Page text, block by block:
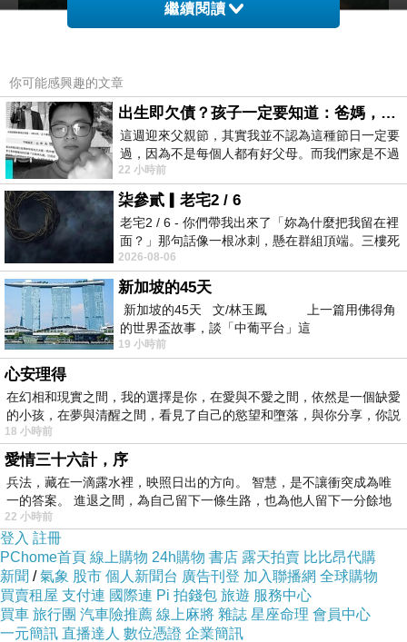
照片-梅子成熟家家雨-[網摘]。
繼續閱讀
你可能感興趣的文章
出生即欠債？孩子一定要知道：爸媽，其實我不欠你們
這週迎來父親節，其實我並不認為這種節日一定要
過，因為不是每個人都有好父母。而我們家是不過
節的，平時也沒什麼儀式感，生活趨近冷
22 小時前
柒參貳▎老宅2 / 6
老宅2 / 6 - 你們帶我出來了「妳為什麼把我留在裡
面？」那句話像一根冰刺，懸在群組頂端。三樓死
死盯著照片裡的人。那個人確實站在
2026-08-06
新加坡的45天
新加坡的45天 文/林玉鳳 上一篇用佛得角
的世界盃故事，談「中葡平台」這
19 小時前
心安理得
在幻相和現實之間，我的選擇是你，在愛與不愛之間，依然是一個缺愛
的小孩，在夢與清醒之間，看見了自己的慾望和墮落，與你分享，你説
18 小時前
愛情三十六計，序
兵法，藏在一滴露水裡，映照日出的方向。 智慧，是不讓衝突成為唯
一的答案。 進退之間，為自己留下一條生路，也為他人留下一分餘地
22 小時前
登入 註冊
PChome首頁 線上購物 24h購物 書店 露天拍賣 比比昂代購
新聞 /氣象 股市 個人新聞台 廣告刊登 加入聯播網 全球購物
買賣租屋 支付連 國際連 Pi 拍錢包 旅遊 服務中心
買車 旅行團 汽車險推薦 線上麻將 雜誌 星座命理 會員中心
一元簡訊 直播達人 數位憑證 企業簡訊